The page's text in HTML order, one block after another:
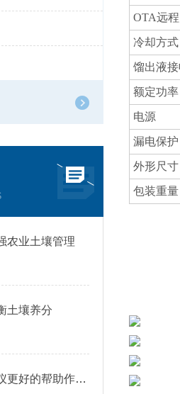
农业土壤管理
土壤养分
土壤微量元素检测仪更好的帮助作物生长
OTA远
冷却方式
馏出液
额定功率
电源
漏电保护
外形尺
包装重